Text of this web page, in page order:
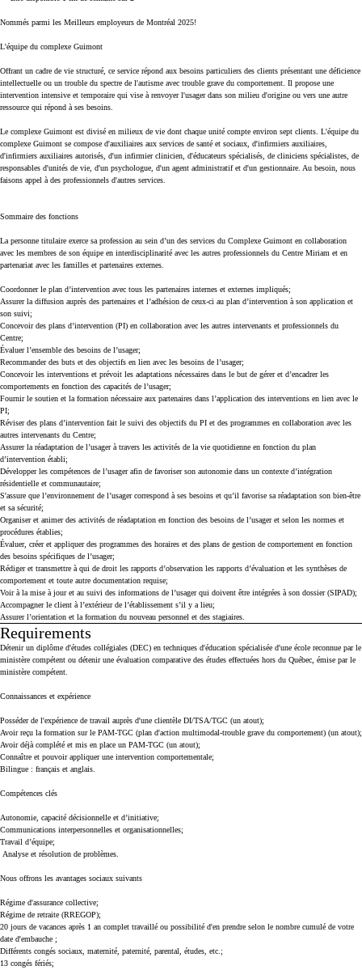
Nommés parmi les Meilleurs employeurs de Montréal 2025!
L'équipe du complexe Guimont
Offrant un cadre de vie structuré, ce service répond aux besoins particuliers des clients présentant une déficience
intellectuelle ou un trouble du spectre de l'autisme avec trouble grave du comportement. Il propose une
intervention intensive et temporaire qui vise à renvoyer l'usager dans son milieu d'origine ou vers une autre
ressource qui répond à ses besoins.
Le complexe Guimont est divisé en milieux de vie dont chaque unité compte environ sept clients. L'équipe du
complexe Guimont se compose d'auxiliaires aux services de santé et sociaux, d'infirmiers auxiliaires,
d'infirmiers auxiliaires autorisés, d'un infirmier clinicien, d'éducateurs spécialisés, de cliniciens spécialistes, de
responsables d'unités de vie, d'un psychologue, d'un agent administratif et d'un gestionnaire. Au besoin, nous
faisons appel à des professionnels d'autres services.
Sommaire des fonctions
La personne titulaire exerce sa profession au sein d’un des services du Complexe Guimont en collaboration
avec les membres de son équipe en interdisciplinarité avec les autres professionnels du Centre Miriam et en
partenariat avec les familles et partenaires externes.
Coordonner le plan d’intervention avec tous les partenaires internes et externes impliqués;
Assurer la diffusion auprès des partenaires et l’adhésion de ceux-ci au plan d’intervention à son application et
son suivi;
Concevoir des plans d’intervention (PI) en collaboration avec les autres intervenants et professionnels du
Centre;
Évaluer l’ensemble des besoins de l’usager;
Recommander des buts et des objectifs en lien avec les besoins de l’usager;
Concevoir les interventions et prévoit les adaptations nécessaires dans le but de gérer et d’encadrer les
comportements en fonction des capacités de l’usager;
Fournir le soutien et la formation nécessaire aux partenaires dans l’application des interventions en lien avec le
PI;
Réviser des plans d’intervention fait le suivi des objectifs du PI et des programmes en collaboration avec les
autres intervenants du Centre;
Assurer la réadaptation de l’usager à travers les activités de la vie quotidienne en fonction du plan
d’intervention établi;
Développer les compétences de l’usager afin de favoriser son autonomie dans un contexte d’intégration
résidentielle et communautaire;
S'assure que l’environnement de l’usager correspond à ses besoins et qu’il favorise sa réadaptation son bien-être
et sa sécurité;
Organiser et animer des activités de réadaptation en fonction des besoins de l’usager et selon les normes et
procédures établies;
Évaluer, créer et appliquer des programmes des horaires et des plans de gestion de comportement en fonction
des besoins spécifiques de l’usager;
Rédiger et transmettre à qui de droit les rapports d’observation les rapports d’évaluation et les synthèses de
comportement et toute autre documentation requise;
Voir à la mise à jour et au suivi des informations de l’usager qui doivent être intégrées à son dossier (SIPAD);
Accompagner le client à l’extérieur de l’établissement s’il y a lieu;
Assurer l’orientation et la formation du nouveau personnel et des stagiaires.
Requirements
Press space or enter keys to toggle section visibility
Détenir un diplôme d'études collégiales (DEC) en techniques d'éducation spécialisée d'une école reconnue par le
ministère compétent ou détenir une évaluation comparative des études effectuées hors du Québec, émise par le
ministère compétent.
Connaissances et expérience
Posséder de l'expérience de travail auprès d'une clientèle DI/TSA/TGC (un atout);
Avoir reçu la formation sur le PAM-TGC (plan d'action multimodal-trouble grave du comportement) (un atout);
Avoir déjà complété et mis en place un PAM-TGC (un atout);
Connaître et pouvoir appliquer une intervention comportementale;
Bilingue : français et anglais.
Compétences clés
Autonomie, capacité décisionnelle et d’initiative;
Communications interpersonnelles et organisationnelles;
Travail d’équipe;
Analyse et résolution de problèmes.
Nous offrons les avantages sociaux suivants
Régime d'assurance collective;
Régime de retraite (RREGOP);
20 jours de vacances après 1 an complet travaillé ou possibilité d'en prendre selon le nombre cumulé de votre
date d'embauche ;
Différents congés sociaux, maternité, paternité, parental, études, etc.;
13 congés fériés;